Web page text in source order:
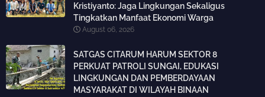
Kristiyanto: Jaga Lingkungan Sekaligus
Tingkatkan Manfaat Ekonomi Warga
August 06, 2026
SATGAS CITARUM HARUM SEKTOR 8
PERKUAT PATROLI SUNGAI, EDUKASI
LINGKUNGAN DAN PEMBERDAYAAN
MASYARAKAT DI WILAYAH BINAAN